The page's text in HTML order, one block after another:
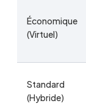
Économique
(Virtuel)
Standard
(Hybride)